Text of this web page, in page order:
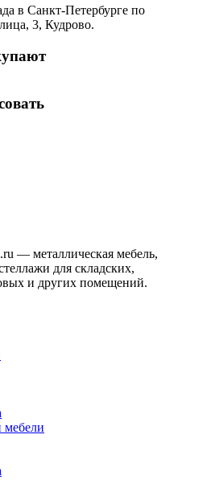
в Санкт-Петербурге по
3, Кудрово.
— металлическая мебель,
для складских,
и других помещений.
мебели